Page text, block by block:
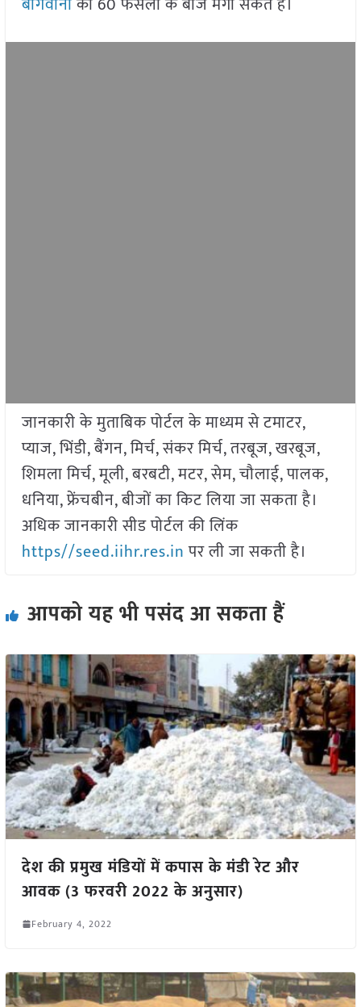
जानकारी के मुताबिक पोर्टल के माध्यम से टमाटर,
प्याज, भिंडी, बैंगन, मिर्च, संकर मिर्च, तरबूज, खरबूज,
शिमला मिर्च, मूली, बरबटी, मटर, सेम, चौलाई, पालक,
धनिया, फ्रेंचबीन, बीजों का किट लिया जा सकता है।
अधिक जानकारी सीड पोर्टल की लिंक
https//seed.iihr.res.inपर ली जा सकती है।
आपको यह भी पसंद आ सकता हैं
देश की प्रमुख मंडियों में कपास के मंडी रेट और
आवक (3 फरवरी 2022 के अनुसार)
February 4, 2022